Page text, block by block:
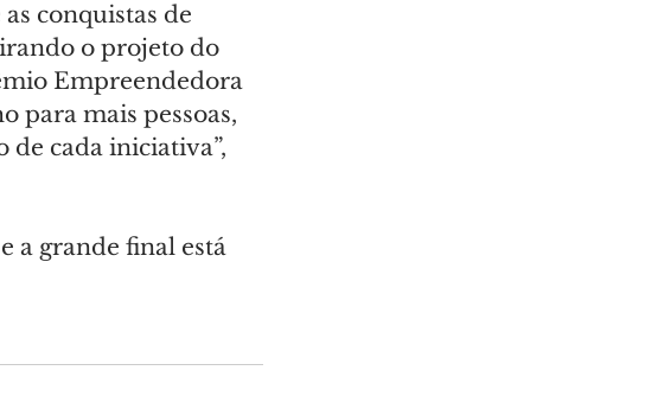
conquistas de
o projeto do
Empreendedora
para mais pessoas,
cada iniciativa”,
a grande final está